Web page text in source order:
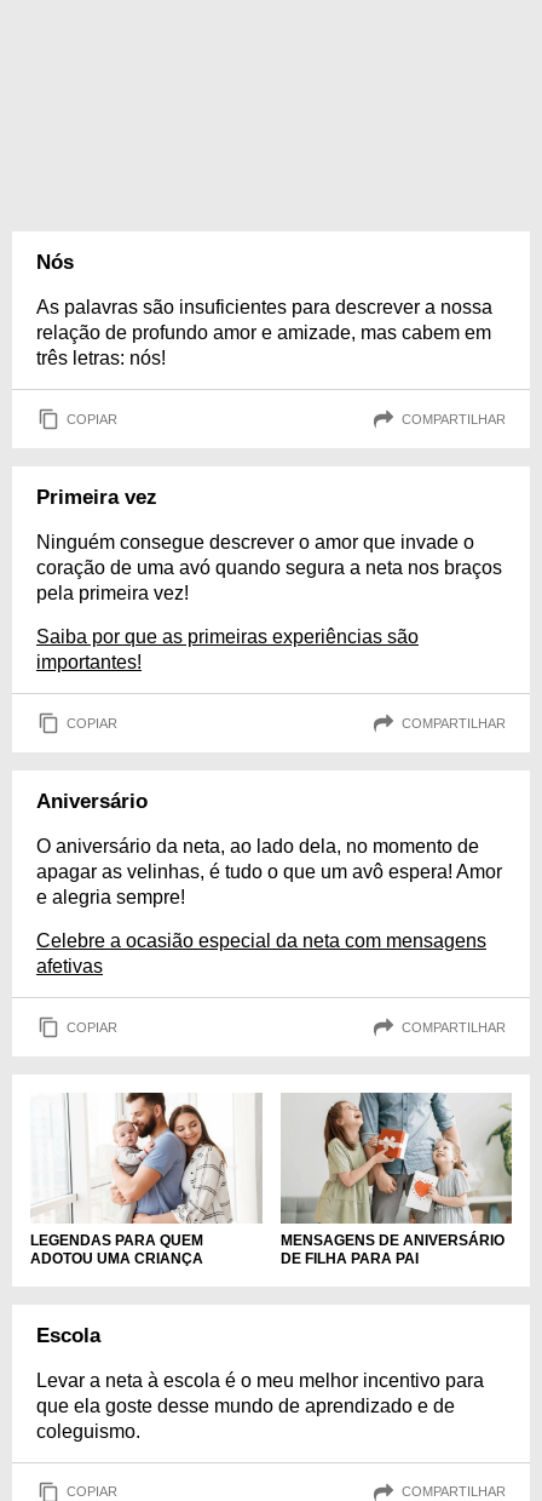
Nós
As palavras são insuficientes para descrever a nossa
relação de profundo amor e amizade, mas cabem em
três letras: nós!
COPIAR COMPARTILHAR
Primeira vez
Ninguém consegue descrever o amor que invade o
coração de uma avó quando segura a neta nos braços
pela primeira vez!
Saiba por que as primeiras experiências são
importantes!
COPIAR COMPARTILHAR
Aniversário
O aniversário da neta, ao lado dela, no momento de
apagar as velinhas, é tudo o que um avô espera! Amor
e alegria sempre!
Celebre a ocasião especial da neta com mensagens
afetivas
COPIAR COMPARTILHAR
LEGENDAS PARA QUEM
ADOTOU UMA CRIANÇA
MENSAGENS DE ANIVERSÁRIO
DE FILHA PARA PAI
Escola
Levar a neta à escola é o meu melhor incentivo para
que ela goste desse mundo de aprendizado e de
coleguismo.
COPIAR COMPARTILHAR